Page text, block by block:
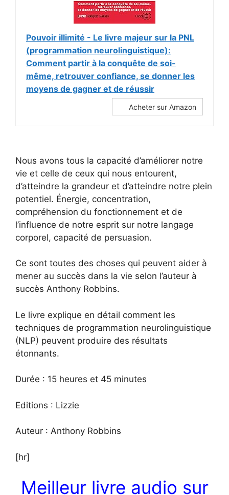
Pouvoir illimité - Le livre majeur sur la PNL
(programmation neurolinguistique):
Comment partir à la conquête de soi-
même, retrouver confiance, se donner les
moyens de gagner et de réussir
Acheter sur Amazon
Nous avons tous la capacité d’améliorer notre
vie et celle de ceux qui nous entourent,
d’atteindre la grandeur et d’atteindre notre plein
potentiel. Énergie, concentration,
compréhension du fonctionnement et de
l’influence de notre esprit sur notre langage
corporel, capacité de persuasion.
Ce sont toutes des choses qui peuvent aider à
mener au succès dans la vie selon l’auteur à
succès Anthony Robbins.
Le livre explique en détail comment les
techniques de programmation neurolinguistique
(NLP) peuvent produire des résultats
étonnants.
Durée : 15 heures et 45 minutes
Editions : Lizzie
Auteur : Anthony Robbins
[hr]
Meilleur livre audio sur